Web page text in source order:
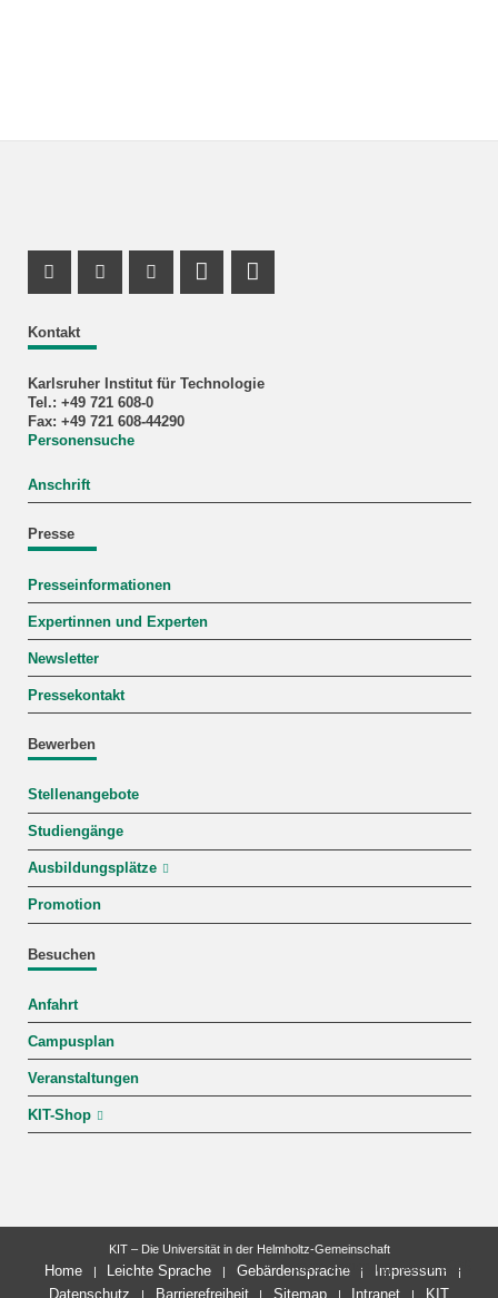
Kontakt
Karlsruher Institut für Technologie
Tel.: +49 721 608-0
Fax: +49 721 608-44290
Personensuche
Anschrift
Presse
Presseinformationen
Expertinnen und Experten
Newsletter
Pressekontakt
Bewerben
Stellenangebote
Studiengänge
Ausbildungsplätze
Promotion
Besuchen
Anfahrt
Campusplan
Veranstaltungen
KIT-Shop
Instagram Profil
Facebook Profil
Youtube Profil
Profil Mastodon
LinkedIn Profil
letzte Änderung: 06.05.2026
KIT – Die Universität in der Helmholtz-Gemeinschaft
Home Leichte Sprache Gebärdensprache
Impressum
Datenschutz
Barrierefreiheit Sitemap Intranet KIT